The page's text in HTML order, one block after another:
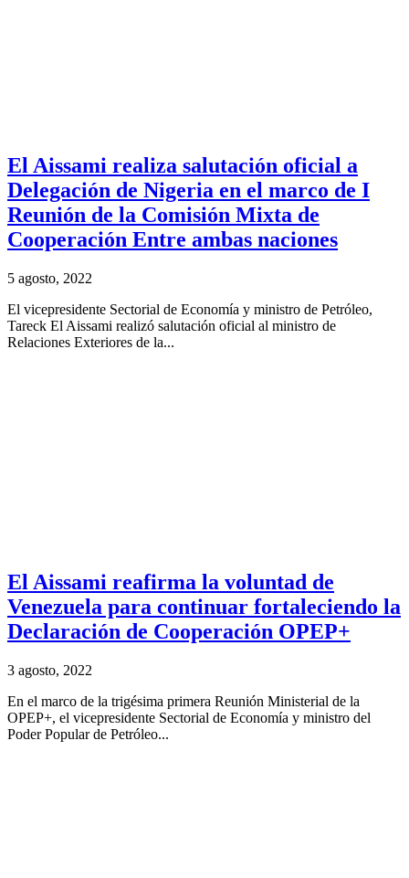
El Aissami realiza salutación oficial a
Delegación de Nigeria en el marco de I
Reunión de la Comisión Mixta de
Cooperación Entre ambas naciones
5 agosto, 2022
El vicepresidente Sectorial de Economía y ministro de Petróleo,
Tareck El Aissami realizó salutación oficial al ministro de
Relaciones Exteriores de la...
El Aissami reafirma la voluntad de
Venezuela para continuar fortaleciendo la
Declaración de Cooperación OPEP+
3 agosto, 2022
En el marco de la trigésima primera Reunión Ministerial de la
OPEP+, el vicepresidente Sectorial de Economía y ministro del
Poder Popular de Petróleo...